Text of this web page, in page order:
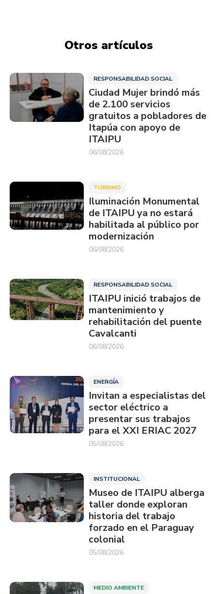
Otros artículos
RESPONSABILIDAD SOCIAL
Ciudad Mujer brindó más
de 2.100 servicios
gratuitos a pobladores de
Itapúa con apoyo de
ITAIPU
06/08/2026
TURISMO
Iluminación Monumental
de ITAIPU ya no estará
habilitada al público por
modernización
06/08/2026
RESPONSABILIDAD SOCIAL
ITAIPU inició trabajos de
mantenimiento y
rehabilitación del puente
Cavalcanti
06/08/2026
ENERGÍA
Invitan a especialistas del
sector eléctrico a
presentar sus trabajos
para el XXI ERIAC 2027
05/08/2026
INSTITUCIONAL
Museo de ITAIPU alberga
taller donde exploran
historia del trabajo
forzado en el Paraguay
colonial
05/08/2026
MEDIO AMBIENTE